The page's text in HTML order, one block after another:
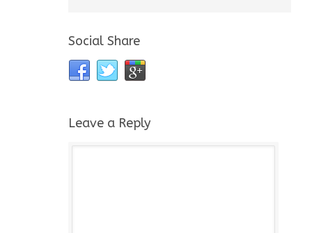
Social Share
Leave a Reply